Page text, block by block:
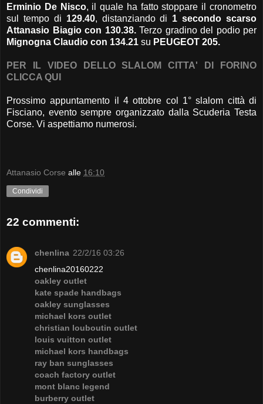
Erminio De Nisco, il quale ha fatto stoppare il cronometro
sul tempo di 129.40, distanziando di 1 secondo scarso
Attanasio Biagio con 130.38.Terzo gradino del podio per
Mignogna Claudio con 134.21 su PEUGEOT 205.
PER IL VIDEO DELLO SLALOM CITTA' DI FORINO
CLICCA QUI
Prossimo appuntamento il 4 ottobre col 1° slalom città di
Fisciano, evento sempre organizzato dalla Scuderia Testa
Corse. Vi aspettiamo numerosi.
Attanasio Corse alle 16:10
Condividi
22 commenti:
chenlina 22/2/16 03:26
chenlina20160222
oakley outlet
kate spade handbags
oakley sunglasses
michael kors outlet
christian louboutin outlet
louis vuitton outlet
michael kors handbags
ray ban sunglasses
coach factory outlet
mont blanc legend
burberry outlet